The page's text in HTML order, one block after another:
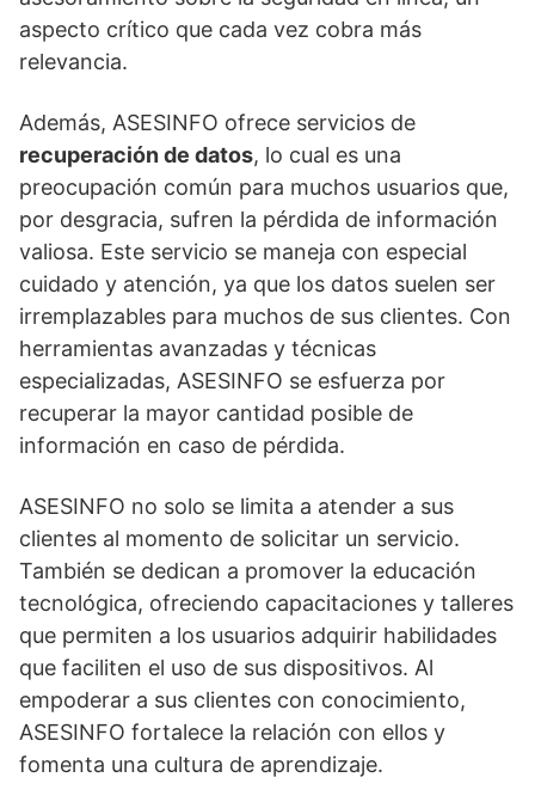
aspecto crítico que cada vez cobra más
relevancia.
Además, ASESINFO ofrece servicios de
recuperación de datos, lo cual es una
preocupación común para muchos usuarios que,
por desgracia, sufren la pérdida de información
valiosa. Este servicio se maneja con especial
cuidado y atención, ya que los datos suelen ser
irremplazables para muchos de sus clientes. Con
herramientas avanzadas y técnicas
especializadas, ASESINFO se esfuerza por
recuperar la mayor cantidad posible de
información en caso de pérdida.
ASESINFO no solo se limita a atender a sus
clientes al momento de solicitar un servicio.
También se dedican a promover la educación
tecnológica, ofreciendo capacitaciones y talleres
que permiten a los usuarios adquirir habilidades
que faciliten el uso de sus dispositivos. Al
empoderar a sus clientes con conocimiento,
ASESINFO fortalece la relación con ellos y
fomenta una cultura de aprendizaje.